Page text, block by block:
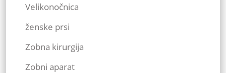
Velikonočnica
ženske prsi
Zobna kirurgija
Zobni aparat